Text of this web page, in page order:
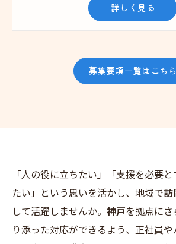
詳しく見る
募集要項一覧はこちら
「人の役に立ちたい」「支援を必要
たい」という思いを活かし、地域で訪
して活躍しませんか。 神戸を拠点に
り添った対応ができるよう、正社員